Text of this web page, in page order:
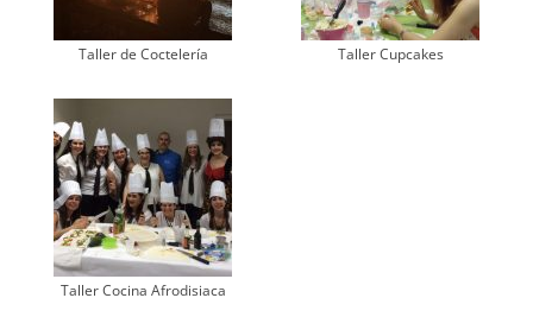
Taller de Coctelería Taller Cupcakes
Taller Cocina Afrodisiaca